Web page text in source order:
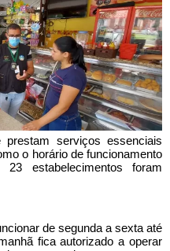
serviços essenciais
o horário de funcionamento
estabelecimentos foram
de segunda a sexta até
fica autorizado a operar